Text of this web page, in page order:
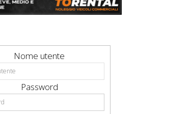
Nome utente
Password